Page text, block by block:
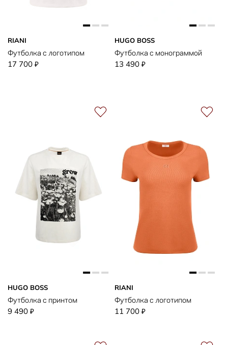
RIANI
Футболка с логотипом
17 700 ₽
HUGO BOSS
Футболка с монограммой
13 490 ₽
HUGO BOSS
Футболка с принтом
9 490 ₽
RIANI
Футболка с логотипом
11 700 ₽